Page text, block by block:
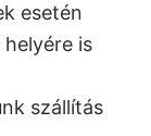
esetén
is
szállítás